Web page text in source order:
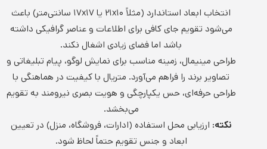
انتخاب ابعاد استاندارد (مثلاً ۲۱x۱۰ یا ۱۷x۱۷ سانتی‌متر) باعث
می‌شود تقویم جای کافی برای اطلاعات و عناصر گرافیکی داشته
باشد اما فضای زیادی اشغال نکند.
طراحی مینیمال، زمینه مناسب برای نمایش لوگو، پیام تبلیغاتی و
تصاویر برند را فراهم می‌آورد. متریال با کیفیت در هماهنگی با
طراحی حرفه‌ای، حس یکپارچگی و هویت بصری نیرومند به تقویم
می‌بخشد.
نکته: ارزیابی محل استفاده (ادارات، فروشگاه، منزل) در تعیین
ابعاد و جنس تقویم حتماً لحاظ شود.